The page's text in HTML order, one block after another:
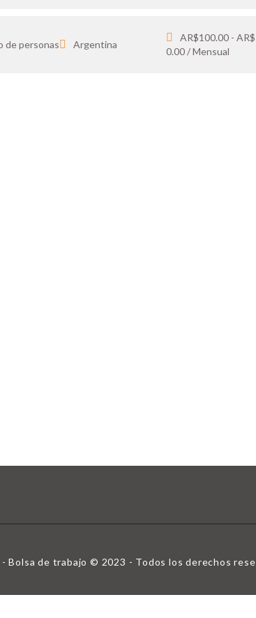
de personas Argentina
AR$100.00 -
0.00 / Mensual
- Bolsa de trabajo © 2023 - Todos los derechos